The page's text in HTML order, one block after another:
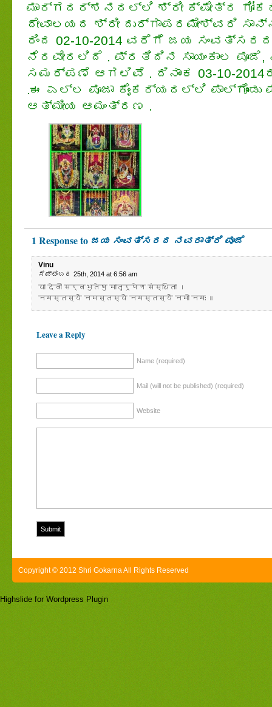
ಮಾರ್ಗದರ್ಶನದಲ್ಲಿ ಶ್ರೀ ಕ್ಷೇತ್ರ
ದೇವಾಲಯದ ಶ್ರೀ ದುರ್ಗಾಪರಮೇಶ್ವರಿ
ರಿಂದ 02-10-2014 ವರೆಗೆ ಜಯ
ನೆರವೇರಲಿದೆ . ಪ್ರತಿದಿನ ಸಾಯಂಕಾಲ ಪೂಜೆ,
ಸಮರ್ಪಣೆ ಆಗಲಿವೆ . ದಿನಾಂಕ 03-10-
.ಈ ಎಲ್ಲ ಪೂಜಾ ಕೈಂಕರ್ಯದಲ್ಲಿ
ಆತ್ಮೀಯ ಆಮಂತ್ರಣ .
1 Response to ಜಯ ಸಂವತ್ಸರದ ನವರಾತ್ರಿ ಪೂಜೆ
Vinu
ಸೆಪ್ಟೆಂಬರ 25th, 2014 at 6:56 am
या देवी सर्वभुतेषु मातृरूपेण संस्थिता ।
नमस्तस्यै नमस्तस्यै नमस्तस्यै नमो नमः ॥
Leave a Reply
Name (required)
Mail (will not be published) (required)
Website
Copyright © 2012 Shri Gokarna All Rights Reserved
Highslide for Wordpress Plugin